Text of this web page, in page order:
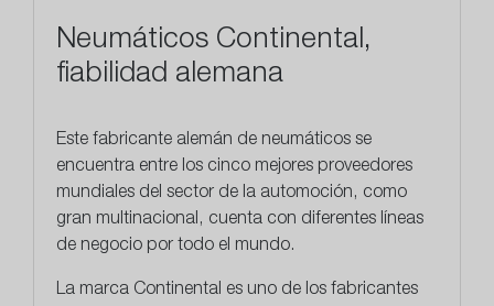
Neumáticos Continental,
fiabilidad alemana
Este fabricante alemán de neumáticos se
encuentra entre los cinco mejores proveedores
mundiales del sector de la automoción, como
gran multinacional, cuenta con diferentes líneas
de negocio por todo el mundo.
La marca Continental es uno de los fabricantes